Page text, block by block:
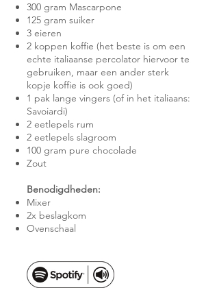
300 gram Mascarpone
125 gram suiker
3 eieren
2 koppen koffie (het beste is om een
echte italiaanse percolator hiervoor te
gebruiken, maar een ander sterk
kopje koffie is ook goed)
1 pak lange vingers (of in het italiaans:
Savoiardi)
2 eetlepels rum
2 eetlepels slagroom
100 gram pure chocolade
Zout
Benodigdheden:
Mixer
2x beslagkom
Ovenschaal